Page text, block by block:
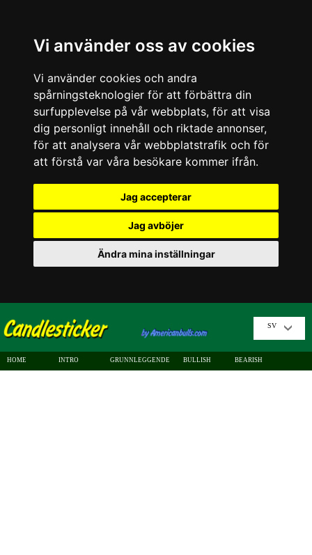
Vi använder oss av cookies
Vi använder cookies och andra
spårningsteknologier för att förbättra din
surfupplevelse på vår webbplats, för att visa
dig personligt innehåll och riktade annonser,
för att analysera vår webbplatstrafik och för
att förstå var våra besökare kommer ifrån.
Jag accepterar
Jag avböjer
Ändra mina inställningar
SV
HOME INTRO GRUNNLEGGENDE BULLISH BEARISH